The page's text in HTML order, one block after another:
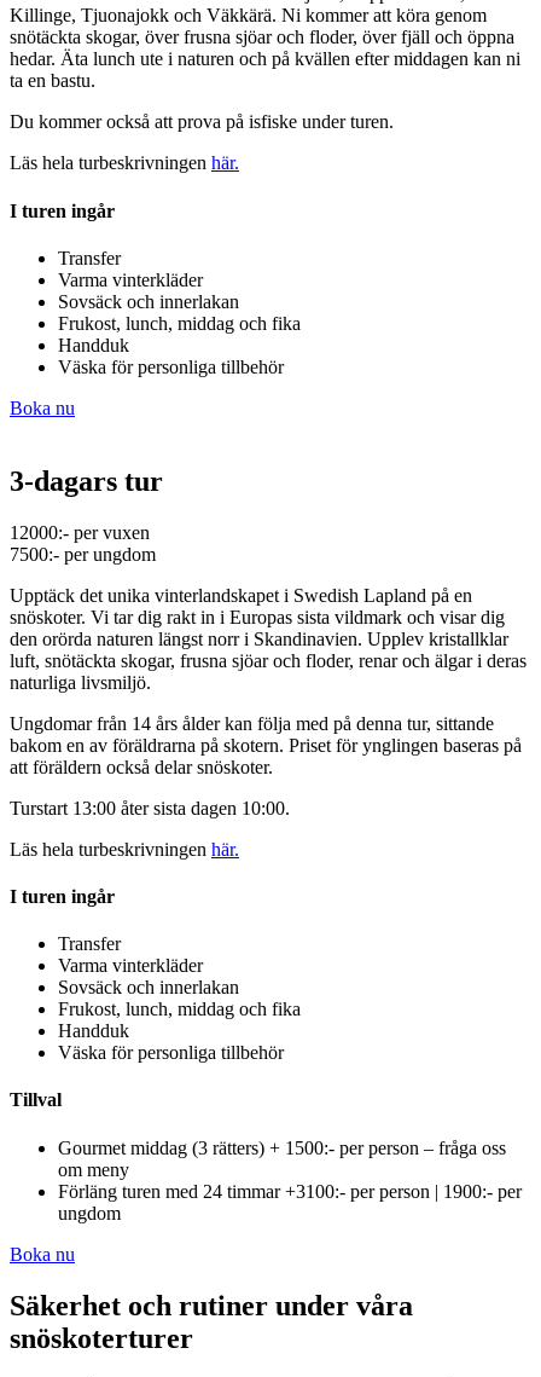
Killinge, Tjuonajokk och Väkkärä. Ni kommer att köra genom
snötäckta skogar, över frusna sjöar och floder, överfjäll och öppna
hedar. Äta lunch ute i naturen och på kvällen efter middagen kan ni
ta en bastu.
Du kommer också att prova på isfiske under turen.
Läs hela turbeskrivningen här.
I turen ingår
Transfer
Varma vinterkläder
Sovsäck och innerlakan
Frukost, lunch, middag och fika
Handduk
Väska för personliga tillbehör
Boka nu
3-dagars tur
12000:- per vuxen
7500:- per ungdom
Upptäck det unika vinterlandskapet i Swedish Lapland på en
snöskoter. Vi tar dig rakt in i Europas sista vildmark och visar dig
den orörda naturen längst norr i Skandinavien. Upplev kristallklar
luft, snötäckta skogar, frusna sjöar och floder, renar och älgar i deras
naturliga livsmiljö.
Ungdomar från 14 års ålder kan följa med på denna tur, sittande
bakom en av föräldrarna på skotern. Priset för ynglingen baseras på
att föräldern också delar snöskoter.
Turstart 13:00 åter sista dagen 10:00.
Läs hela turbeskrivningen här.
I turen ingår
Transfer
Varma vinterkläder
Sovsäck och innerlakan
Frukost, lunch, middag och fika
Handduk
Väska för personliga tillbehör
Tillval
Gourmet middag (3 rätters) + 1500:- per person – fråga oss
om meny
Förläng turen med 24 timmar +3100:- per person | 1900:- per
ungdom
Boka nu
Säkerhet och rutiner under våra
snöskoterturer